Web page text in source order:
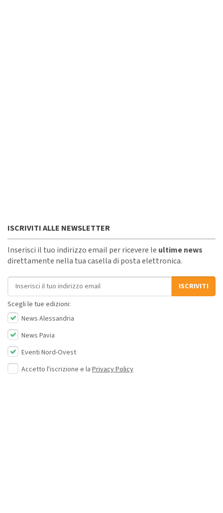
ISCRIVITI ALLE NEWSLETTER
Inserisci il tuo indirizzo email per ricevere le ultime news
direttamente nella tua casella di posta elettronica.
Indirizzo email
ISCRIVITI
Scegli le tue edizioni:
News Alessandria
News Pavia
Eventi Nord-Ovest
Accetto l'iscrizione e la Privacy Policy